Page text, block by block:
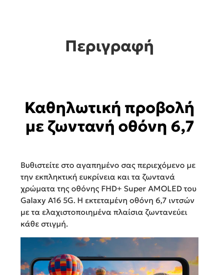
Περιγραφή
Καθηλωτική προβολή
με ζωντανή οθόνη 6,7
Βυθιστείτε στο αγαπημένο σας περιεχόμενο με
την εκπληκτική ευκρίνεια και τα ζωντανά
χρώματα της οθόνης FHD+ Super AMOLED του
Galaxy A16 5G. Η εκτεταμένη οθόνη 6,7 ιντσών
με τα ελαχιστοποιημένα πλαίσια ζωντανεύει
κάθε στιγμή.